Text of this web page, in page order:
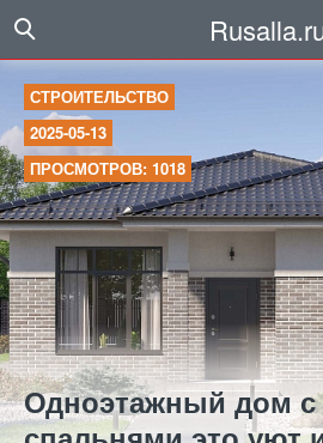
СТРОИТЕЛЬСТВО
2025-05-13
ПРОСМОТРОВ: 1018
Одноэтажный дом с